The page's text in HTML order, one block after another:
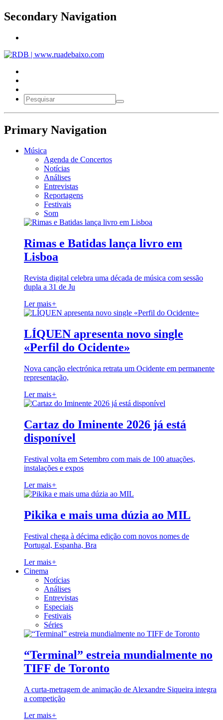
Secondary Navigation
Primary Navigation
Música
Agenda de Concertos
Notícias
Análises
Entrevistas
Reportagens
Festivais
Som
Rimas e Batidas lança livro em
Lisboa
Revista digital celebra uma década de música com sessão
dupla a 31 de Ju
Ler mais+
LÍQUEN apresenta novo single
«Perfil do Ocidente»
Nova canção electrónica retrata um Ocidente em permanente
representação,
Ler mais+
Cartaz do Iminente 2026 já está
disponível
Festival volta em Setembro com mais de 100 atuações,
instalações e expos
Ler mais+
Pikika e mais uma dúzia ao MIL
Festival chega à décima edição com novos nomes de
Portugal, Espanha, Bra
Ler mais+
Cinema
Notícias
Análises
Entrevistas
Especiais
Festivais
Séries
“Terminal” estreia mundialmente no
TIFF de Toronto
A curta-metragem de animação de Alexandre Siqueira integra
a competição
Ler mais+